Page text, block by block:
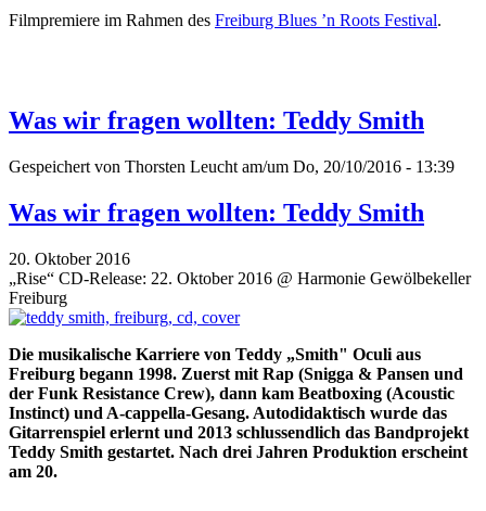
Filmpremiere im Rahmen des Freiburg Blues ’n Roots Festival.
Was wir fragen wollten: Teddy Smith
Gespeichert von Thorsten Leucht am/um Do, 20/10/2016 - 13:39
Was wir fragen wollten: Teddy Smith
20. Oktober 2016
„Rise“ CD-Release: 22. Oktober 2016 @ Harmonie Gewölbekeller
Freiburg
Die musikalische Karriere von Teddy „Smith" Oculi aus
Freiburg begann 1998. Zuerst mit Rap (Snigga & Pansen und
der Funk Resistance Crew), dann kam Beatboxing (Acoustic
Instinct) und A-cappella-Gesang. Autodidaktisch wurde das
Gitarrenspiel erlernt und 2013 schlussendlich das Bandprojekt
Teddy Smith gestartet. Nach drei Jahren Produktion erscheint
am 20.